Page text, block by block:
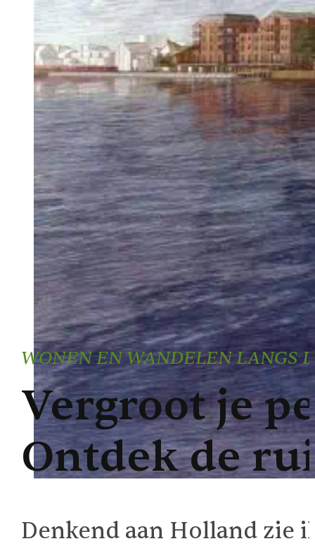
WONEN EN WANDELEN LANGS
Vergroot je
Ontdek de
Denkend aan Holland zie